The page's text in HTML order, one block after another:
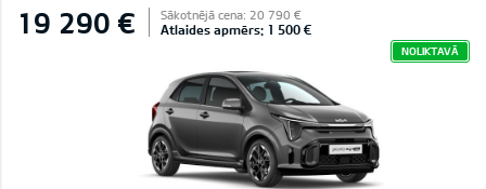
19 290 € Sākotnējā cena: 20 790 €
Atlaides apmērs: 1 500 €
NOLIKTAVĀ